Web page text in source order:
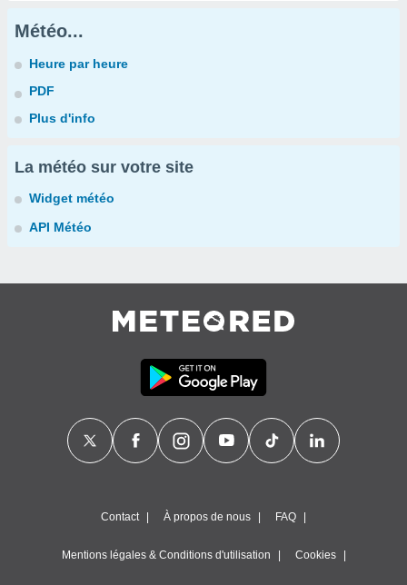
Météo...
Heure par heure
PDF
Plus d'info
La météo sur votre site
Widget météo
API Météo
Contact À propos de nous FAQ
Mentions légales & Conditions d'utilisation Cookies